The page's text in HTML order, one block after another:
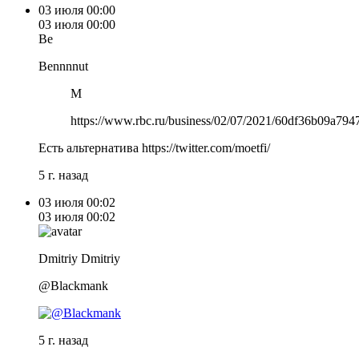
03 июля 00:00
03 июля 00:00
Be
Bennnnut
M
https://www.rbc.ru/business/02/07/2021/
Есть альтернатива https://twitter.com/moetfi/
5 г. назад
03 июля 00:02
03 июля 00:02
Dmitriy Dmitriy
@Blackmank
5 г. назад